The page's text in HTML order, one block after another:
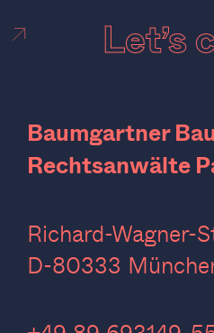
Let’s
Baumgartner
Rechtsanwälte
Richard-Wagner-
D-80333